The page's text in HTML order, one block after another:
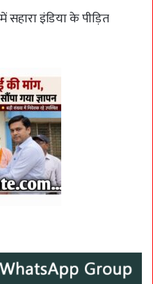
सहारा इंडिया के पीड़ित